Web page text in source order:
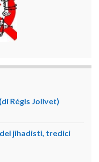
Régis Jolivet)
jihadisti, tredici